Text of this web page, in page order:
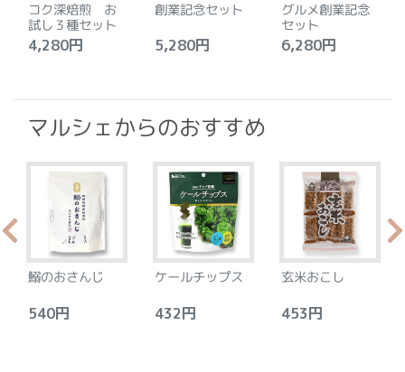
コク深焙煎 お
試し３種セット
4,280円
創業記念セット
5,280円
グルメ創業記念
セット
6,280円
マルシェからのおすすめ
鰯のおさんじ
540円
ケールチップス
432円
玄米おこし
453円